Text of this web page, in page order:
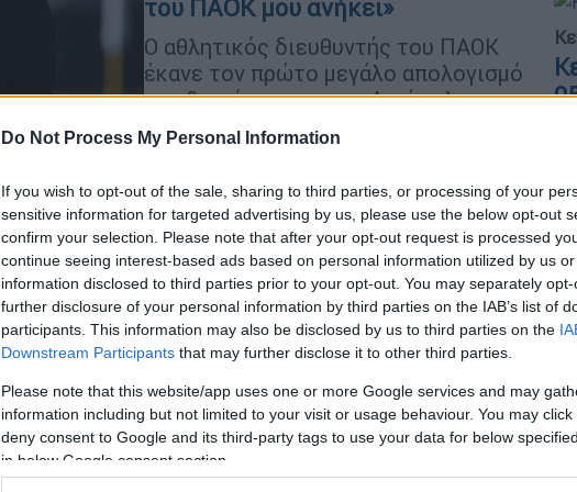
Do Not Process My Personal Information
If you wish to opt-out of the sale, sharing to third parties, or processing of your
sensitive information for targeted advertising by us, please use the below opt-out
confirm your selection. Please note that after your opt-out request is processed
continue seeing interest-based ads based on personal information utilized by us
information disclosed to third parties prior to your opt-out. You may separately
further disclosure of your personal information by third parties on the IAB’s list of
participants. This information may also be disclosed by us to third parties on the
Downstream Participants that may further disclose it to other third parties.
Please note that this website/app uses one or more Google services and may
information including but not limited to your visit or usage behaviour. You may
deny consent to Google and its third-party tags to use your data for below
in below Google consent section.
του ΠΑΟΚ μου ανήκει»
Ο αθλητικός διευθυντής του ΠΑΟΚ
έκανε τον πρώτο μεγάλο απολογισμό
της θητείας του στον Δικέφαλο
Αθλητισμός|20.10.2022 21:15
Μπότο εφ' όλης της ύλης: «Αυτό
είναι το πλάνο Σαββίδη,
εξαιρετική συνεργασία με
Λουτσέσκου»
Ο τεχνικός διευθυντής του ΠΑΟΚ,
Ζοσέ Μπότο, μίλησε για την ομάδα
που χτίζεται στην Τούμπα